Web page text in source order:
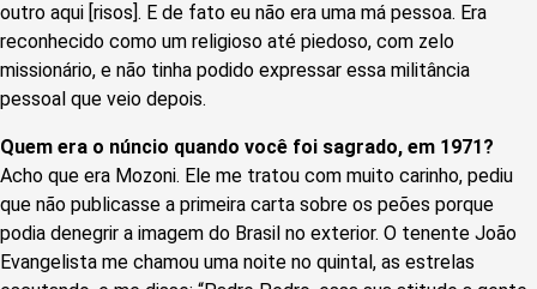
outro aqui [risos]. E de fato eu não era uma má pessoa. Era
reconhecido como um religioso até piedoso, com zelo
missionário, e não tinha podido expressar essa militância
pessoal que veio depois.
Quem era o núncio quando você foi sagrado, em 1971?
Acho que era Mozoni. Ele me tratou com muito carinho, pediu
que não publicasse a primeira carta sobre os peões porque
podia denegrir a imagem do Brasil no exterior. O tenente João
Evangelista me chamou uma noite no quintal, as estrelas